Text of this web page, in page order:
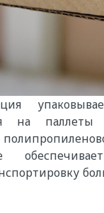
на